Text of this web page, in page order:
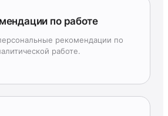
по работе
рекомендации по
работе.